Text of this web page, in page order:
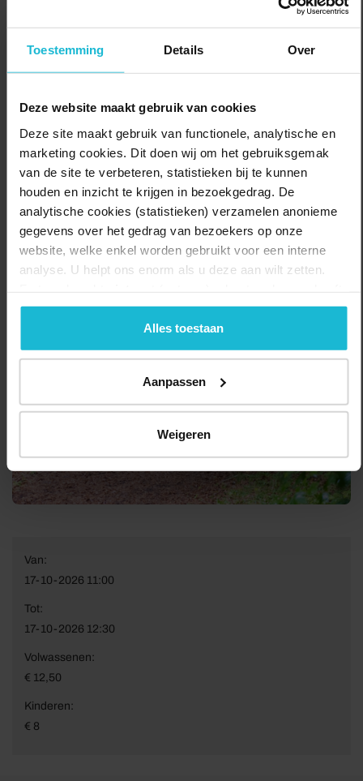
Toestemming Details Over
Deze website maakt gebruik van cookies
Deze site maakt gebruik van functionele, analytische en
marketing cookies. Dit doen wij om het gebruiksgemak
van de site te verbeteren, statistieken bij te kunnen
houden en inzicht te krijgen in bezoekgedrag. De
analytische cookies (statistieken) verzamelen anonieme
gegevens over het gedrag van bezoekers op onze
website, welke enkel worden gebruikt voor een interne
analyse. U helpt ons enorm als u deze aan wilt zetten.
geen commerciële doelstelling. U kunt deze cookies via
de knoppen accepteren, beheren of weigeren.
Alles toestaan
Aanpassen
Weigeren
Praktische tips
- Verzamelen bij het groene hek links van de oprijlaan
mee
- Er is geen toilet aanwezig
- Niet geschikt voor mensen met een fysieke beperking vanwege
de vele trappen naar de bunkers
- Honden niet toegestaan
Bezoek de website Delen:
Van:
17-10-2026 11:00
Tot:
17-10-2026 12:30
Volwassenen:
€ 12,50
Kinderen:
€ 8